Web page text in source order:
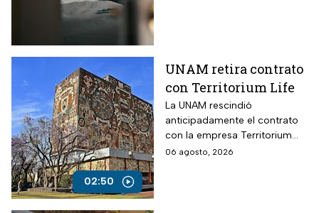
02:50
UNAM retira contrato
con Territorium Life
La UNAM rescindió
anticipadamente el contrato
con la empresa Territorium
Life, encargada del examen
06 agosto, 2026